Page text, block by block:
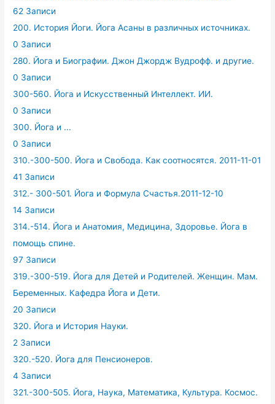
62 Записи
200. История Йоги. Йога Асаны в различных источниках.
0 Записи
280. Йога и Биографии. Джон Джордж Вудрофф. и другие.
0 Записи
300-560. Йога и Искусственный Интеллект. ИИ.
0 Записи
300. Йога и ...
0 Записи
310.-300-500. Йога и Свобода. Как соотносятся. 2011-11-01
41 Записи
312.- 300-501. Йога и Формула Счастья.2011-12-10
14 Записи
314.-514. Йога и Анатомия, Медицина, Здоровье. Йога в
помощь спине.
97 Записи
319.-300-519. Йога для Детей и Родителей. Женщин. Мам.
Беременных. Кафедра Йога и Дети.
20 Записи
320. Йога и История Науки.
2 Записи
320.-520. Йога для Пенсионеров.
4 Записи
321.-300-505. Йога, Наука, Математика, Культура. Космос.